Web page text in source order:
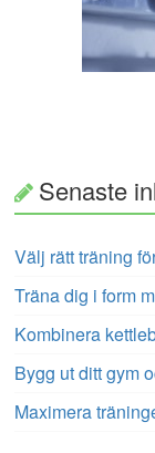
Senaste
Välj rätt träning
Träna dig i form
Kombinera
Bygg ut ditt gym
Maximera